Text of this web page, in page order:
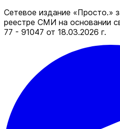
Сетевое издание «Просто.»
реестре СМИ на основании
77 - 91047 от 18.03.2026 г.